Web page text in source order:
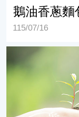
鵝油香蔥麵
115/07/16
法式鵝油卻有臺